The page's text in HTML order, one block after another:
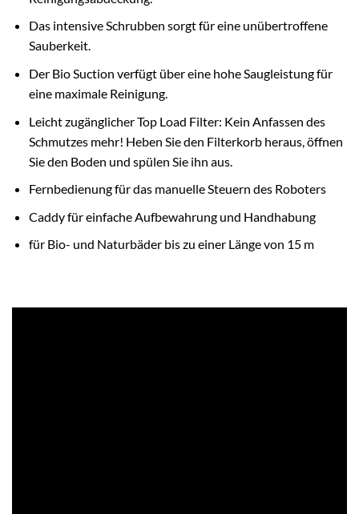
Das intensive Schrubben sorgt für eine unübertroffene
Sauberkeit.
Der Bio Suction verfügt über eine hohe Saugleistung für
eine maximale Reinigung.
Leicht zugänglicher Top Load Filter: Kein Anfassen des
Schmutzes mehr! Heben Sie den Filterkorb heraus, öffnen
Sie den Boden und spülen Sie ihn aus.
Fernbedienung für das manuelle Steuern des Roboters
Caddy für einfache Aufbewahrung und Handhabung
für Bio- und Naturbäder bis zu einer Länge von 15 m